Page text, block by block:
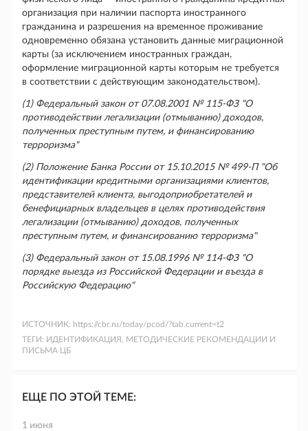
организация при наличии паспорта иностранного
гражданина и разрешения на временное проживание
одновременно обязана установить данные миграционной
карты (за исключением иностранных граждан,
оформление миграционной карты которым не требуется
в соответствии с действующим законодательством).
(1) Федеральный закон от 07.08.2001 № 115-ФЗ "О
противодействии легализации (отмыванию) доходов,
полученных преступным путем, и финансированию
терроризма"
(2) Положение Банка России от 15.10.2015 № 499-П "Об
идентификации кредитными организациями клиентов,
представителей клиента, выгодоприобретателей и
бенефициарных владельцев в целях противодействия
легализации (отмыванию) доходов, полученных
преступным путем, и финансированию терроризма"
(3) Федеральный закон от 15.08.1996 № 114-ФЗ "О
порядке выезда из Российской Федерации и въезда в
Российскую Федерацию"
ИСТОЧНИК: https://cbr.ru/today/pcod/?tab.current=t2
ТЕГИ: ИДЕНТИФИКАЦИЯ, МЕТОДИЧЕСКИЕ РЕКОМЕНДАЦИИ И
ПИСЬМА ЦБ
ЕЩЕ ПО ЭТОЙ ТЕМЕ:
1 июня